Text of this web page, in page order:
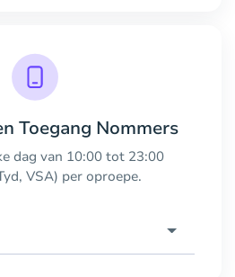
Toegang Nommers
dag van 10:00 tot 23:00
VSA) per oproepe.